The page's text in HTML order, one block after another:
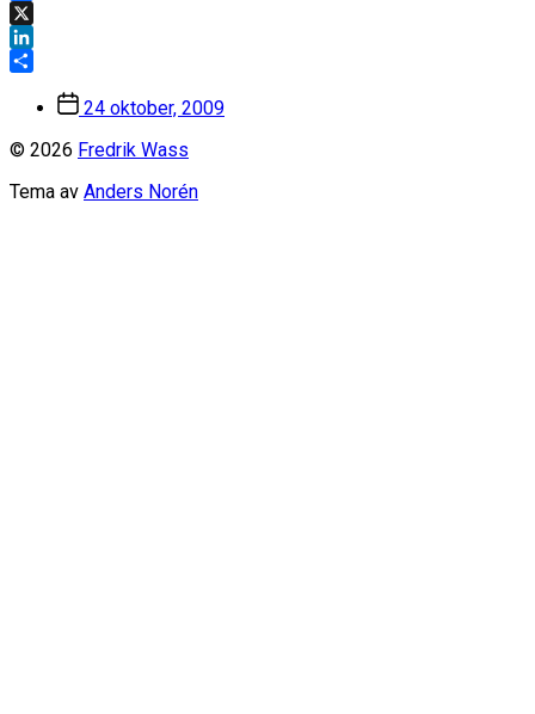
Facebook
X
LinkedIn
Inläggsdatum
24 oktober, 2009
© 2026 Fredrik Wass
Tema av Anders Norén